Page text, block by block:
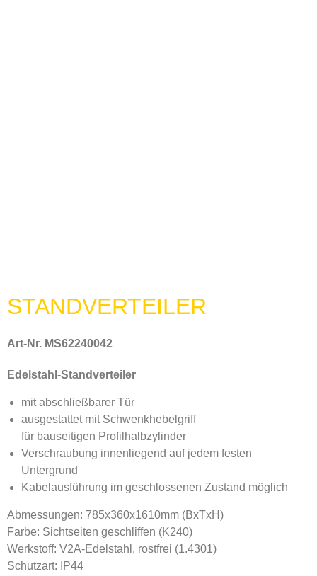
STANDVERTEILER
Art-Nr. MS62240042
Edelstahl-Standverteiler
mit abschließbarer Tür
ausgestattet mit Schwenkhebelgriff
für bauseitigen Profilhalbzylinder
Verschraubung innenliegend auf jedem festen
Untergrund
Kabelausführung im geschlossenen Zustand möglich
Abmessungen: 785x360x1610mm (BxTxH)
Farbe: Sichtseiten geschliffen (K240)
Werkstoff: V2A-Edelstahl, rostfrei (1.4301)
Schutzart: IP44